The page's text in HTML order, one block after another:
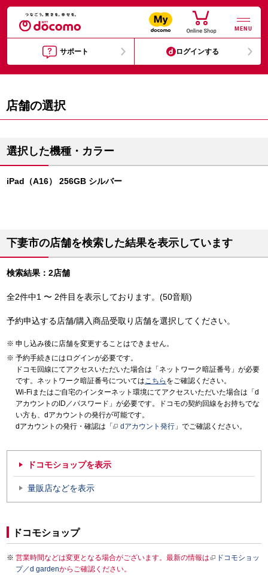
MENU
サポート ログインする
店舗の選択
選択した機種・カラー
iPad（A16） 256GB シルバー
下妻市の店舗を検索した結果を表示しています
検索結果：2店舗
全2件中1 〜 2件目を表示しております。(50音順)
予約申込する店舗/購入商品受取り店舗を選択してください。
申し込み後に店舗を変更することはできません。
予約手続きにはログインが必要です。
ドコモ回線にてアクセスいただいた場合は「ネットワーク暗証番号」が必要
です。ネットワーク暗証番号についてはこちら をご確認ください。
Wi-Fiまたはご自宅のインターネット環境にてアクセスいただいた場合は「d
アカウントのID／パスワード」が必要です。ドコモの契約回線をお持ちでな
い方も、dアカウントの発行が可能です。
dアカウントの発行・確認は「
dアカウント発行 」でご確認ください。
ドコモショップを表示
量販店などを表示
ドコモショップ
営業時間などは変更となる場合がございます。最新の情報は
ドコモショッ
プ／d gardenからご確認ください。